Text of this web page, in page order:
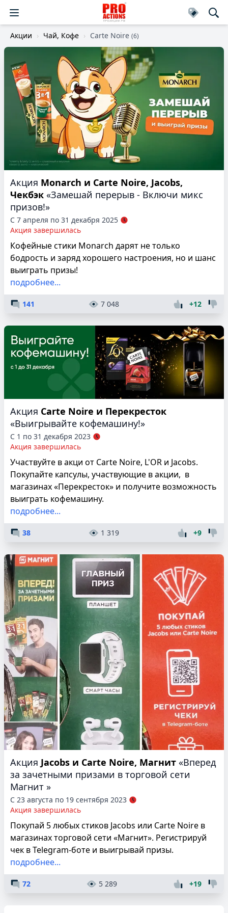
Акции Чай, Кофе Carte Noire (6)
Акция Monarch и Carte Noire, Jacobs,
Чекбэк «Замешай перерыв - Включи микс
призов!»
С 7 апреля по 31 декабря 2025
Акция завершилась
Кофейные стики Monarch дарят не только
бодрость и заряд хорошего настроения, но и шанс
выиграть призы!
подробнее...
141 7 048 +12
Акция Carte Noire и Перекресток
«Выигрывайте кофемашину!»
С 1 по 31 декабря 2023
Акция завершилась
Участвуйте в акци от Carte Noire, L'OR и Jacobs.
Покупайте капсулы, участвующие в акции, в
магазинах «Перекресток» и получите возможность
выиграть кофемашину.
подробнее...
38 1 319 +9
Акция Jacobs и Carte Noire, Магнит «Вперед
за зачетными призами в торговой сети
Магнит »
С 23 августа по 19 сентября 2023
Акция завершилась
Покупай 5 любых стиков Jacobs или Carte Noire в
магазинах торговой сети «Магнит». Регистрируй
чек в Telegram-боте и выигрывай призы.
подробнее...
72 5 289 +19